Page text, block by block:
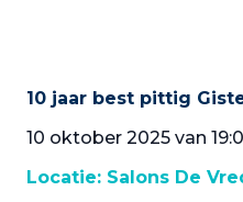
10 jaar best pittig
10 oktober 2025 van
Locatie: Salons De